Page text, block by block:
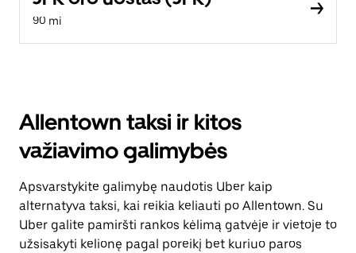
90 mi
Allentown taksi ir kitos
važiavimo galimybės
Apsvarstykite galimybę naudotis Uber kaip
alternatyva taksi, kai reikia keliauti po Allentown. Su
Uber galite pamiršti rankos kėlimą gatvėje ir vietoje to
užsisakyti kelionę pagal poreikį bet kuriuo paros